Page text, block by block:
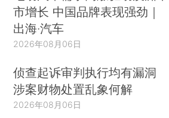
市增长 中国品牌表现强劲｜
出海·汽车
2026年08月06日
侦查起诉审判执行均有漏洞
涉案财物处置乱象何解
2026年08月06日